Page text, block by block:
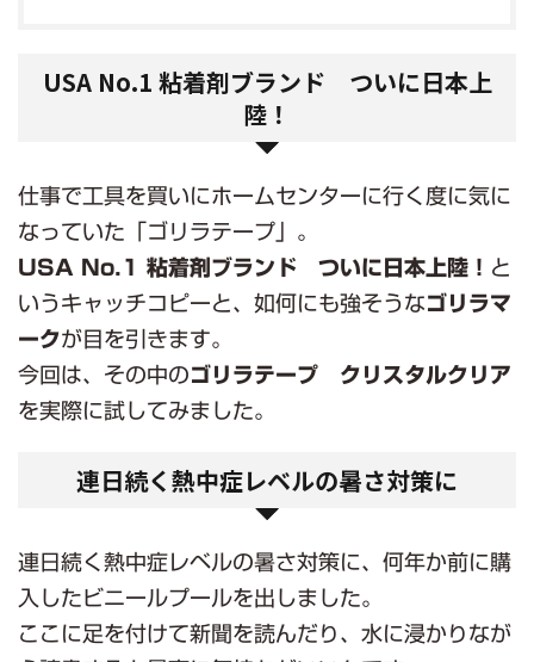
USA No.1 粘着剤ブランド ついに日本上
陸！
仕事で工具を買いにホームセンターに行く度に気に
なっていた「ゴリラテープ」。
USA No.1 粘着剤ブランド ついに日本上陸！ と
いうキャッチコピーと、如何にも強そうなゴリラマ
ークが目を引きます。
今回は、その中のゴリラテープ クリスタルクリア
を実際に試してみました。
連日続く熱中症レベルの暑さ対策に
連日続く熱中症レベルの暑さ対策に、何年か前に購
入したビニールプールを出しました。
ここに足を付けて新聞を読んだり、水に浸かりなが